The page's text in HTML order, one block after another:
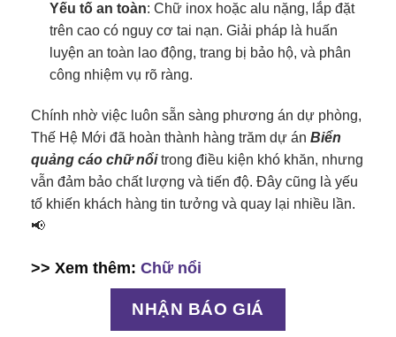
Yếu tố an toàn: Chữ inox hoặc alu nặng, lắp đặt
trên cao có nguy cơ tai nạn. Giải pháp là huấn
luyện an toàn lao động, trang bị bảo hộ, và phân
công nhiệm vụ rõ ràng.
Chính nhờ việc luôn sẵn sàng phương án dự phòng,
Thế Hệ Mới đã hoàn thành hàng trăm dự án Biển
quảng cáo chữ nổitrong điều kiện khó khăn, nhưng
vẫn đảm bảo chất lượng và tiến độ. Đây cũng là yếu
tố khiến khách hàng tin tưởng và quay lại nhiều lần.
📢
>> Xem thêm: Chữ nổi
NHẬN BÁO GIÁ